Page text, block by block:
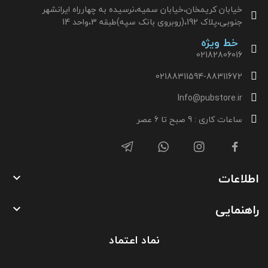
خیابان کریمخان،خیابان سمیه،نرسیده به چهارراه ایرانشهر
جنوبی،پلاک 192،(روبروی بانک سپه)طبقه 3،واحد 14
خط ویژه
02182806016
02188311594-88311672
Info@pubstore.ir
ساعات کاری : 9 صبح تا 6 عصر
اطلاعات 
راهنمایی 
نماد اعتماد